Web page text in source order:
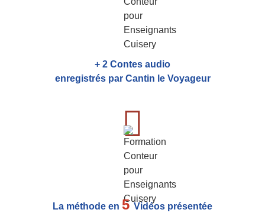
+ 2 Contes audio
enregistrés par Cantin le Voyageur
La méthode en 5Vidéos présentée